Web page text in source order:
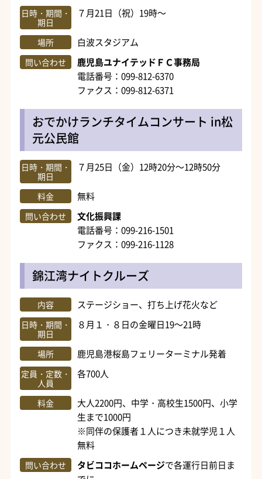
日時・期間・
期日
７月21日（祝）19時～
場所 白波スタジアム
問い合わせ
鹿児島ユナイテッドＦＣ事務局
電話番号：099-812-6370
ファクス：099-812-6371
おでかけランチタイムコンサート in松
元公民館
日時・期間・
期日
７月25日（金）12時20分～12時50分
料金 無料
問い合わせ
文化振興課
電話番号：099-216-1501
ファクス：099-216-1128
錦江湾ナイトクルーズ
内容 ステージショー、打ち上げ花火など
日時・期間・
期日
８月１・８日の金曜日19～21時
場所 鹿児島港桜島フェリーターミナル発着
定員・定数・
人員
各700人
料金
大人2200円、中学・高校生1500円、小学
生まで1000円
※同伴の保護者１人につき未就学児１人
無料
問い合わせ タビココホームページで各運行日前日ま